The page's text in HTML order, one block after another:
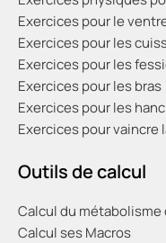
Exercices pour le
Exercices pour les
Exercices pour les
Exercices pour les bras
Exercices pour les
Exercices pour vaincre
Outils de calcul
Calcul du métabolisme
Calcul ses Macros